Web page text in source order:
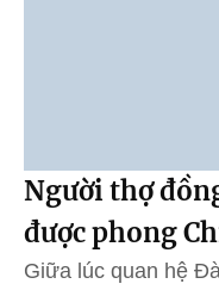
Người thợ
được phong
Giữa lúc quan hệ